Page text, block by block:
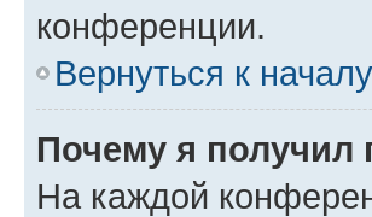
конференции.
Вернуться к началу
Почему я получил
На каждой